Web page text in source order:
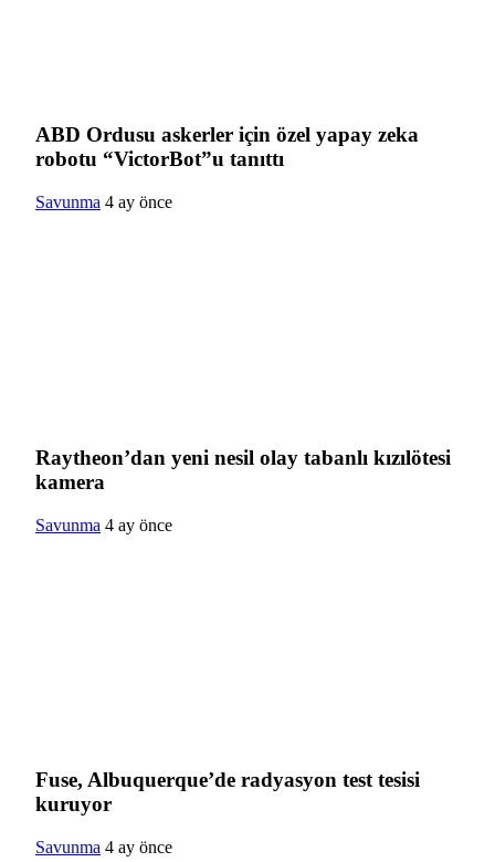
ABD Ordusu askerler için özel yapay zeka
robotu “VictorBot”u tanıttı
Savunma 4 ay önce
Raytheon’dan yeni nesil olay tabanlı kızılötesi
kamera
Savunma 4 ay önce
Fuse, Albuquerque’de radyasyon test tesisi
kuruyor
Savunma 4 ay önce